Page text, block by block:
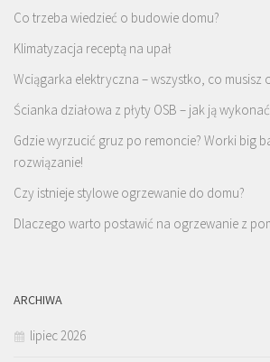
Co trzeba wiedzieć o budowie domu?
Klimatyzacja receptą na upał
Wciągarka elektryczna – wszystko, co musisz
Ścianka działowa z płyty OSB – jak ją
Gdzie wyrzucić gruz po remoncie? Worki big
rozwiązanie!
Czy istnieje stylowe ogrzewanie do domu?
Dlaczego warto postawić na ogrzewanie z
ARCHIWA
lipiec 2026